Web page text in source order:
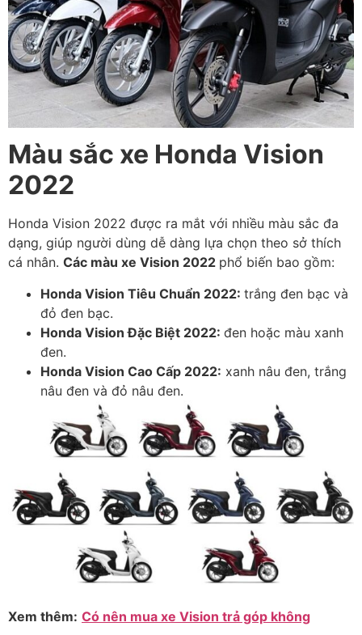
Màu sắc xe Honda Vision
2022
Honda Vision 2022 được ra mắt với nhiều màu sắc đa
dạng, giúp người dùng dễ dàng lựa chọn theo sở thích
cá nhân. Các màu xe Vision 2022 phổ biến bao gồm:
Honda Vision Tiêu Chuẩn 2022: trắng đen bạc và
đỏ đen bạc.
Honda Vision Đặc Biệt 2022: đen hoặc màu xanh
đen.
Honda Vision Cao Cấp 2022: xanh nâu đen, trắng
nâu đen và đỏ nâu đen.
Xem thêm: Có nên mua xe Vision trả góp không